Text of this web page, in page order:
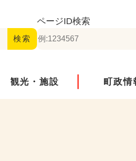
ページID検索
観光・施設 町政情